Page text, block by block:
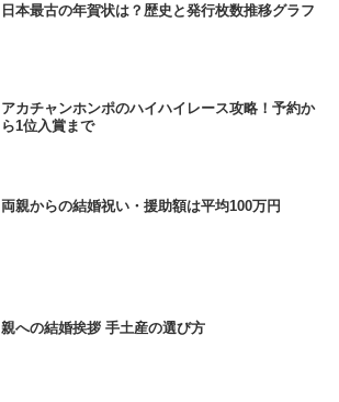
日本最古の年賀状は？歴史と発行枚数推移グラフ
アカチャンホンポのハイハイレース攻略！予約か
ら1位入賞まで
両親からの結婚祝い・援助額は平均100万円
親への結婚挨拶 手土産の選び方